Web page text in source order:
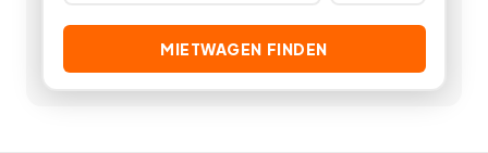
MIETWAGEN FINDEN